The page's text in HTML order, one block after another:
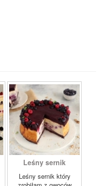
Leśny sernik
Leśny sernik który